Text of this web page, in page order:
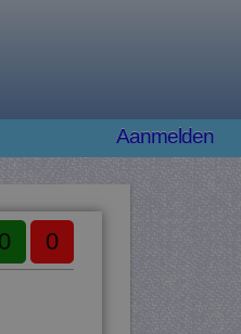
Aanmelden
0 0